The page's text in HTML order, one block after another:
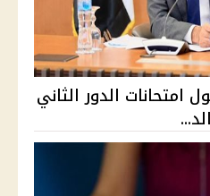
امتحانات الدور الثاني